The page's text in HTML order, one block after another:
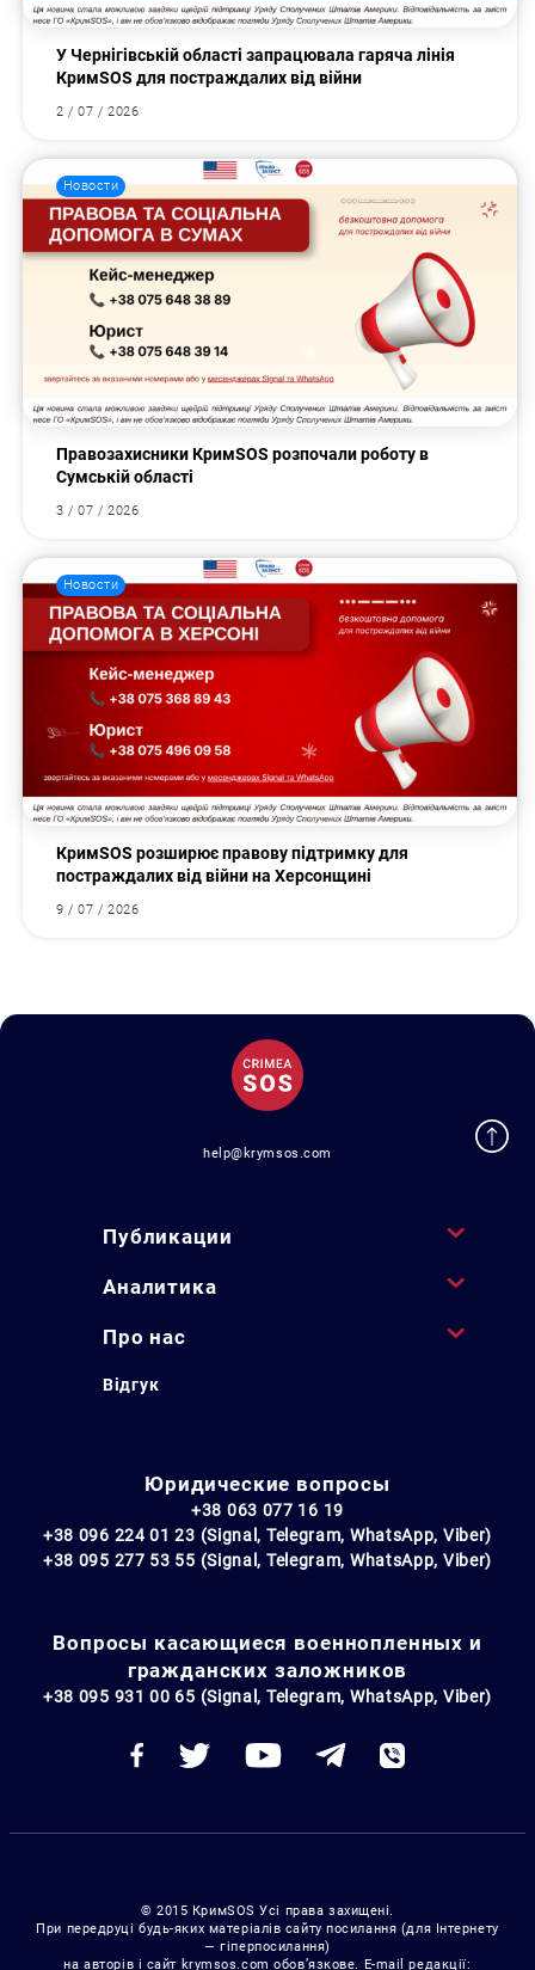
У Чернігівській області запрацювала гаряча лінія
КримSOS для постраждалих від війни
2 / 07 / 2026
Новости
Правозахисники КримSOS розпочали роботу в
Сумській області
3 / 07 / 2026
Новости
КримSOS розширює правову підтримку для
постраждалих від війни на Херсонщині
9 / 07 / 2026
help@krymsos.com
Публикации
Аналитика
Про нас
Відгук
Юридические вопросы
+38 063 077 16 19
+38 096 224 01 23 (Signal, Telegram, WhatsApp, Viber)
+38 095 277 53 55 (Signal, Telegram, WhatsApp, Viber)
Вопросы касающиеся военнопленных и
гражданских заложников
+38 095 931 00 65 (Signal, Telegram, WhatsApp, Viber)
© 2015 КримSOS Усі права захищені.
При передруці будь-яких матеріалів сайту посилання (для Інтернету
— гіперпосилання)
на авторів і сайт krymsos.com обов’язкове. E-mail редакції: